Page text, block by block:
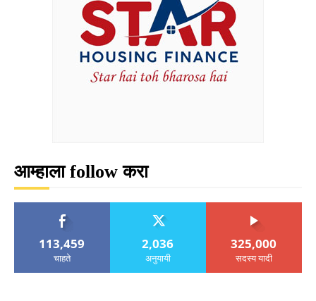
आम्हाला follow करा
113,459
चाहते
2,036
अनुयायी
325,000
सदस्य यादी